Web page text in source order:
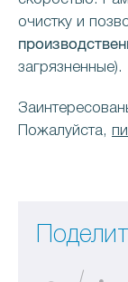
очистку и
загрязненные).
Пожалуйста,